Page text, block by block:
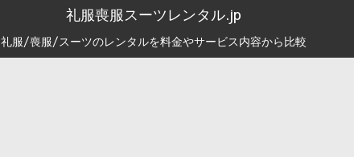
礼服喪服スーツレンタル.jp
礼服/喪服/スーツのレンタルを料金やサービス内容から比較